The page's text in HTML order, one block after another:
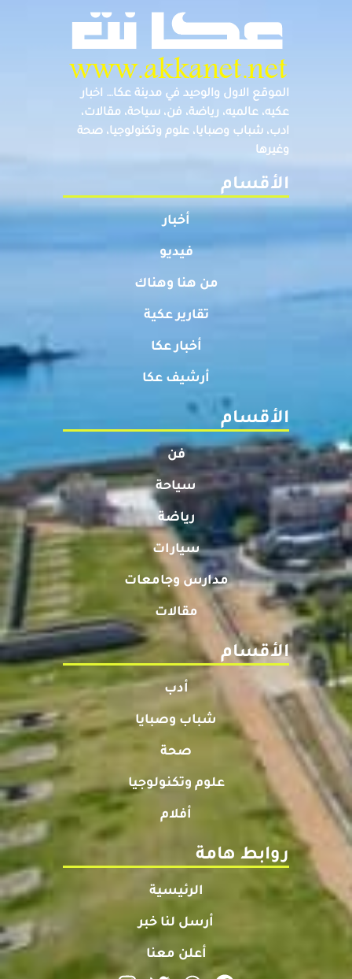
الموقع الاول والوحيد في مدينة عكا… اخبار
عكيه، عالميه، رياضة، فن، سياحة، مقالات،
ادب، شباب وصبايا، علوم وتكنولوجيا، صحة
وغيرها
الأقسام
أخبار
فيديو
من هنا وهناك
تقارير عكية
أخبار عكا
أرشيف عكا
الأقسام
فن
سياحة
رياضة
سيارات
مدارس وجامعات
مقالات
الأقسام
أدب
شباب وصبايا
صحة
علوم وتكنولوجيا
أفلام
روابط هامة
الرئيسية
أرسل لنا خبر
أعلن معنا